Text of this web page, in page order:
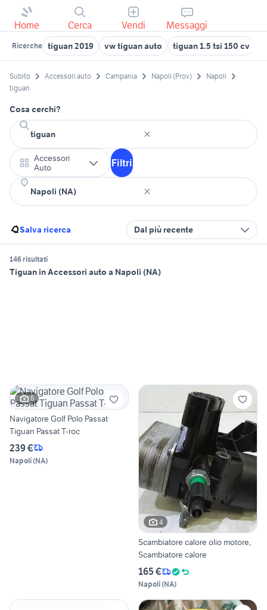
Home Cerca Vendi Messaggi
Ricerche tiguan 2019 vw tiguan auto tiguan 1.5 tsi 150 cv
Subito Accessori auto Campania Napoli (Prov)
Napoli
tiguan
Cosa cerchi?
Accessori
Auto
Filtri
Salva ricerca Dal più recente
146 risultati
Tiguan in Accessori auto a Napoli (NA)
6
Navigatore Golf Polo Passat
Tiguan Passat T-roc
239 €
Napoli(NA)
4
Scambiatore calore olio motore,
Scambiatore calore
165 €
Napoli(NA)